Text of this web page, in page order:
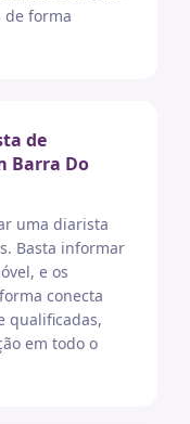
de forma
de
Barra Do
uma diarista
Basta informar
e os
conecta
qualificadas,
em todo o